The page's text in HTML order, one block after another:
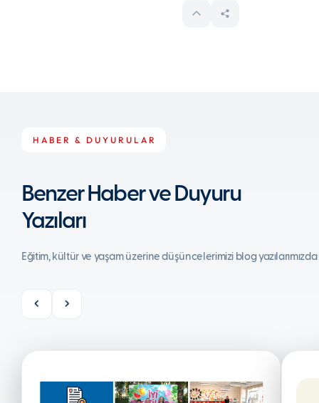
HABER & DUYURULAR
Benzer Haber ve Duyuru
Yazıları
Eğitim, kültür ve yaşam üzerine düşüncelerimizi blog